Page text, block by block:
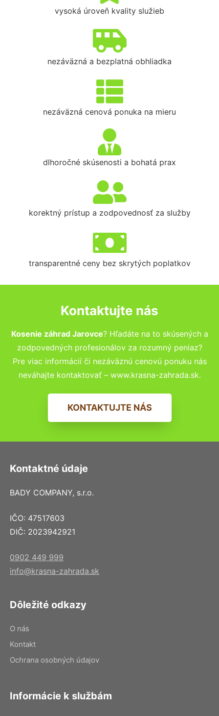
vysoká úroveň kvality služieb
nezáväzná a bezplatná obhliadka
nezáväzná cenová ponuka na mieru
dlhoročné skúsenosti a bohatá prax
korektný prístup a zodpovednosť za služby
transparentné ceny bez skrytých poplatkov
Kontaktujte nás
Kosenie záhrad Jarovce? Hľadáte na to skúsených a
zodpovedných profesionálov za rozumný peniaz?
Pre viac informácií či nezáväznú cenovú ponuku nás
neváhajte kontaktovať – www.krasna-zahrada.sk.
KONTAKTUJTE NÁS
Kontaktné údaje
BADY COMPANY, s.r.o.
IČO: 47517603
DIČ: 2023942921
0902 449 999
info@krasna-zahrada.sk
Dôležité odkazy
O nás
Kontakt
Ochrana osobných údajov
Informácie k službám